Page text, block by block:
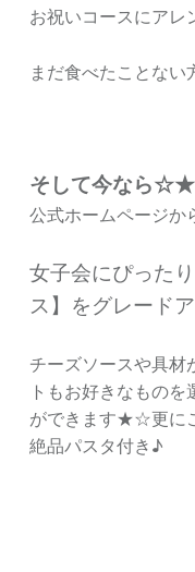
お祝いコースにアレ
まだ食べたことない
そして今なら
公式ホームページか
女子会にぴった
ス】をグレード
チーズソースや具材
トもお好きなもの
ができます★☆更に
絶品パスタ付き♪